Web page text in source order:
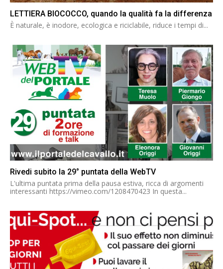
LETTIERA BIOCOCCO, quando la qualità fa la differenza
È naturale, è inodore, ecologica e riciclabile, riduce i tempi di...
Rivedi subito la 29° puntata della WebTV
L'ultima puntata prima della pausa estiva, ricca di argomenti
interessanti https://vimeo.com/1208470423 In questa...